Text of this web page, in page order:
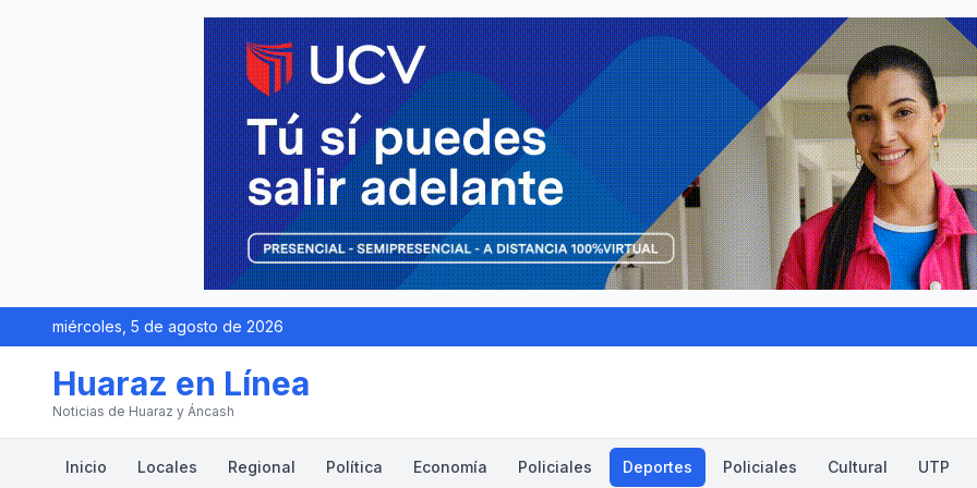
miércoles, 5 de agosto de 2026
Huaraz en Línea
Noticias de Huaraz y Áncash
Inicio Locales Regional Política Economía Policiales Deportes Policiales Cultural UTP